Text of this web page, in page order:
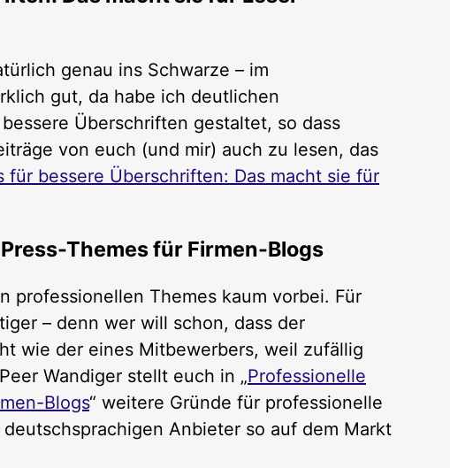
genau ins Schwarze – im
gut, da habe ich deutlichen
Überschriften gestaltet, so dass
von euch (und mir) auch zu lesen, das
für bessere Überschriften: Das macht sie für
Themes für Firmen-Blogs
professionellen Themes kaum vorbei. Für
– denn wer will schon, dass der
wie der eines Mitbewerbers, weil zufällig
Wandiger stellt euch in „Professionelle
Blogs“ weitere Gründe für professionelle
Anbieter so auf dem Markt